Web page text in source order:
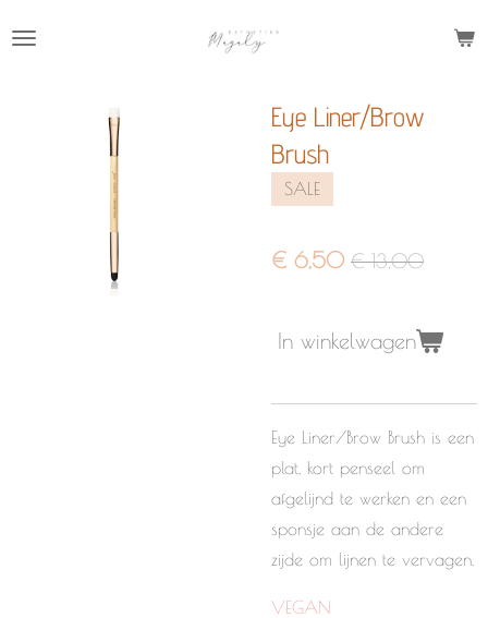
hoofdinhoud
Eye Liner/Brow
Brush
SALE
€ 6,50 € 13,00
In winkelwagen
Eye Liner/Brow Brush is een
plat, kort penseel om
afgelijnd te werken en een
sponsje aan de andere
zijde om lijnen te vervagen.
VEGAN